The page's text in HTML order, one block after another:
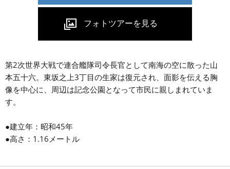
第2次世界大戦で連合艦隊司令長官として南海の空に散った山
本五十六。東坂之上3丁目の生家は復元され、面影を伝える胸
像を中心に、周辺は記念公園となって市民に親しまれていま
す。
●建立年：昭和45年
●高さ：1.16メートル